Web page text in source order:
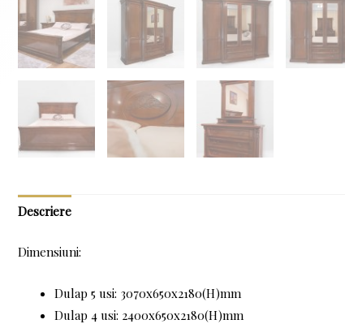
Descriere
Dimensiuni:
Dulap 5 usi: 3070x650x2180(H)mm
Dulap 4 usi: 2400x650x2180(H)mm